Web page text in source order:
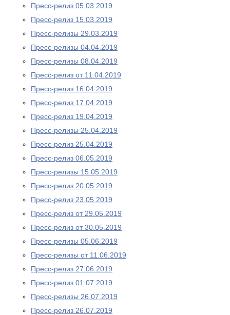
Пресс-релиз 05.03.2019
Пресс-релиз 15.03.2019
Пресс-релизы 29.03.2019
Пресс-релизы 04.04.2019
Пресс-релизы 08.04.2019
Пресс-релиз от 11.04.2019
Пресс-релиз 16.04.2019
Пресс-релиз 17.04.2019
Пресс-релиз 19.04.2019
Пресс-релизы 25.04.2019
Пресс-релиз 25.04.2019
Пресс-релиз 06.05.2019
Пресс-релизы 15.05.2019
Пресс-релиз 20.05.2019
Пресс-релиз 23.05.2019
Пресс-релиз от 29.05.2019
Пресс-релиз от 30.05.2019
Пресс-релизы 05.06.2019
Пресс-релизы от 11.06.2019
Пресс-релиз 27.06.2019
Пресс-релиз 01.07.2019
Пресс-релизы 26.07.2019
Пресс-релиз 26.07.2019